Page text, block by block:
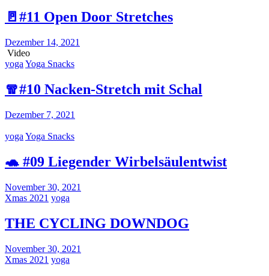
🚪#11 Open Door Stretches
Dezember 14, 2021
Video
yoga Yoga Snacks
🧣#10 Nacken-Stretch mit Schal
Dezember 7, 2021
yoga Yoga Snacks
🐢 #09 Liegender Wirbelsäulentwist
November 30, 2021
Xmas 2021 yoga
THE CYCLING DOWNDOG
November 30, 2021
Xmas 2021 yoga